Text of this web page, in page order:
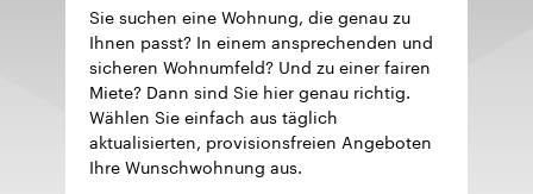
Sie suchen eine Wohnung, die genau zu
Ihnen passt? In einem ansprechenden und
sicheren Wohnumfeld? Und zu einer fairen
Miete? Dann sind Sie hier genau richtig.
Wählen Sie einfach aus täglich
aktualisierten, provisionsfreien Angeboten
Ihre Wunschwohnung aus.